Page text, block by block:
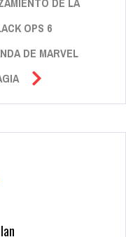
DE LA
OPS 6
DE MARVEL